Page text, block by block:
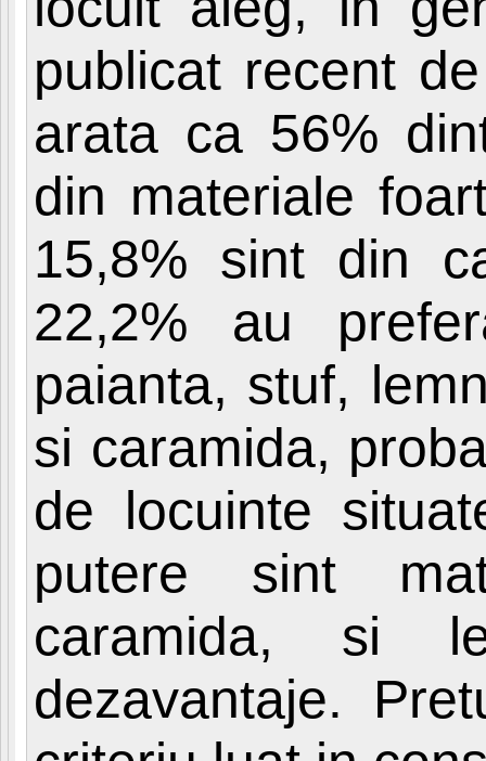
publicat recent
arata ca 56%
din materiale
15,8% sint din
22,2% au
paianta, stuf,
si caramida,
de locuinte
putere sint
caramida, si
dezavantaje.